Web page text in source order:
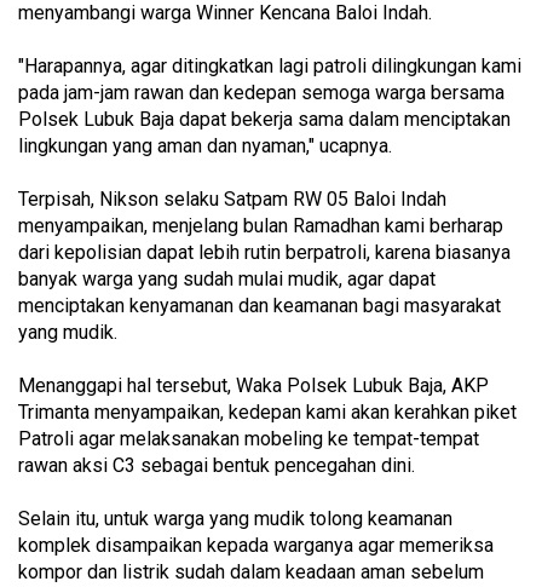
menyambangi warga Winner Kencana Baloi Indah.
"Harapannya, agar ditingkatkan lagi patroli dilingkungan kami
pada jam-jam rawan dan kedepan semoga warga bersama
Polsek Lubuk Baja dapat bekerja sama dalam menciptakan
lingkungan yang aman dan nyaman," ucapnya.
Terpisah, Nikson selaku Satpam RW 05 Baloi Indah
menyampaikan, menjelang bulan Ramadhan kami berharap
dari kepolisian dapat lebih rutin berpatroli, karena biasanya
banyak warga yang sudah mulai mudik, agar dapat
menciptakan kenyamanan dan keamanan bagi masyarakat
yang mudik.
Menanggapi hal tersebut, Waka Polsek Lubuk Baja, AKP
Trimanta menyampaikan, kedepan kami akan kerahkan piket
Patroli agar melaksanakan mobeling ke tempat-tempat
rawan aksi C3 sebagai bentuk pencegahan dini.
Selain itu, untuk warga yang mudik tolong keamanan
komplek disampaikan kepada warganya agar memeriksa
kompor dan listrik sudah dalam keadaan aman sebelum